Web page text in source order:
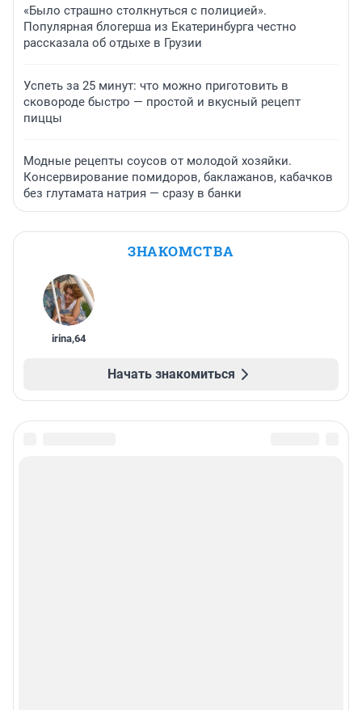
«Было страшно столкнуться с полицией».
Популярная блогерша из Екатеринбурга честно
рассказала об отдыхе в Грузии
Успеть за 25 минут: что можно приготовить в
сковороде быстро — простой и вкусный рецепт
пиццы
Модные рецепты соусов от молодой хозяйки.
Консервирование помидоров, баклажанов, кабачков
без глутамата натрия — сразу в банки
ЗНАКОМСТВА
irina,64
Начать знакомиться